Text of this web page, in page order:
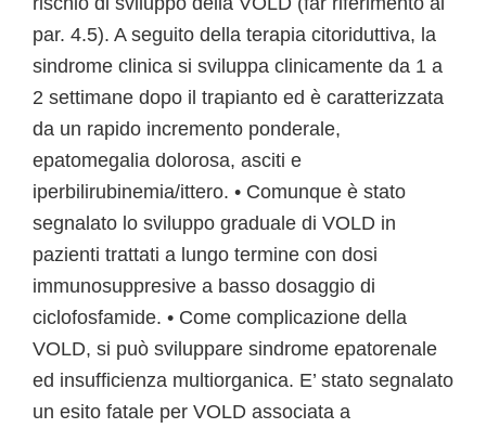
par. 4.5). A seguito della terapia citoriduttiva, la
sindrome clinica si sviluppa clinicamente da 1 a
2 settimane dopo il trapianto ed è caratterizzata
da un rapido incremento ponderale,
epatomegalia dolorosa, asciti e
iperbilirubinemia/ittero. • Comunque è stato
segnalato lo sviluppo graduale di VOLD in
pazienti trattati a lungo termine con dosi
immunosuppresive a basso dosaggio di
ciclofosfamide. • Come complicazione della
VOLD, si può sviluppare sindrome epatorenale
ed insufficienza multiorganica. E’ stato segnalato
un esito fatale per VOLD associata a